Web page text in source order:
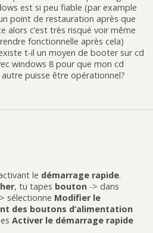
est si peu fiable (par example
point de restauration après que
alors c’est très risqué voir même
fonctionnelle après cela)
t-il un moyen de booter sur cd
windows 8 pour que mon cd
puisse être opérationnel?
le démarrage rapide.
, tu tapes bouton -> dans
sélectionne Modifier le
des boutons d’alimentation
Activer le démarrage rapide